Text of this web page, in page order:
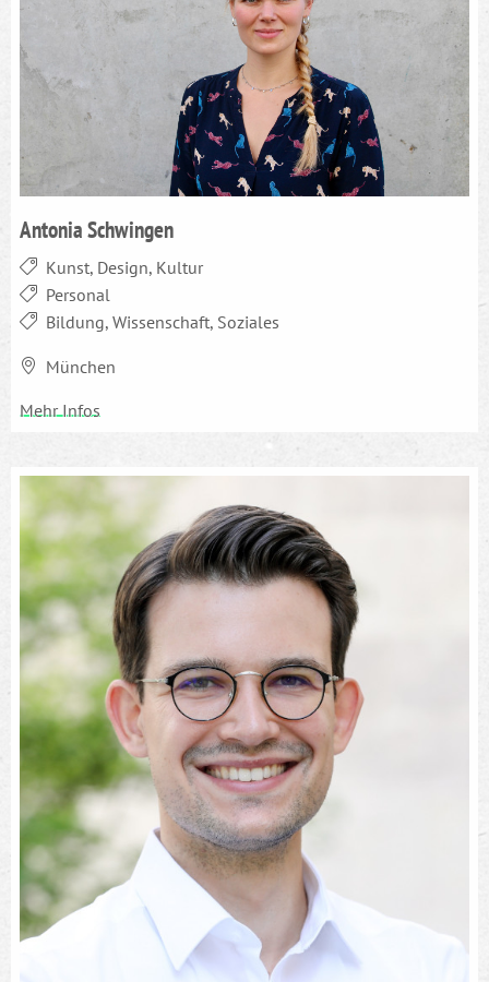
Antonia Schwingen
Kunst, Design, Kultur
Personal
Bildung, Wissenschaft, Soziales
München
Mehr Infos